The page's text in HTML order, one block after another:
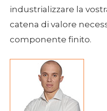
industrializzare la
catena di valore
componente finito.